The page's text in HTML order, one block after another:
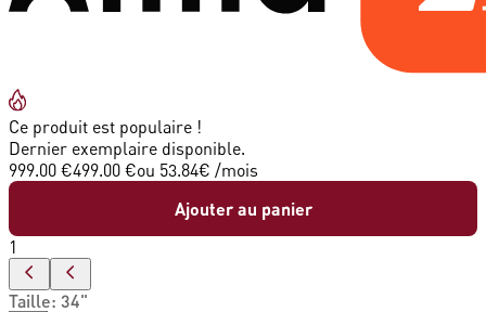
Ce produit est populaire !
Dernier exemplaire disponible.
999.00 €499.00 €ou 53.84€ /mois
Ajouter au panier
1
Taille: 34"